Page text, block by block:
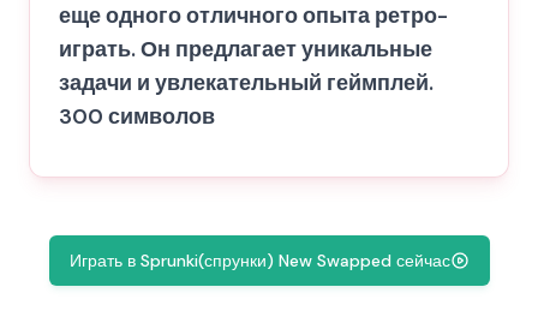
еще одного отличного опыта ретро-
играть. Он предлагает уникальные
задачи и увлекательный геймплей.
300 символов
Играть в Sprunki(спрунки) New Swapped сейчас